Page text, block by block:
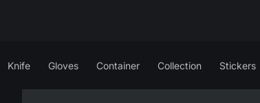
Knife Gloves Container Collection Stickers